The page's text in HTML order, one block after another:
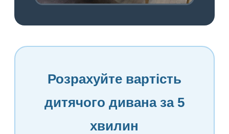
Розрахуйте вартість
дитячого дивана за 5
хвилин